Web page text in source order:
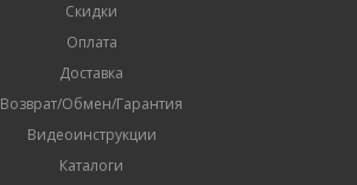
Скидки
Оплата
Доставка
Возврат/Обмен/Гарантия
Видеоинструкции
Каталоги